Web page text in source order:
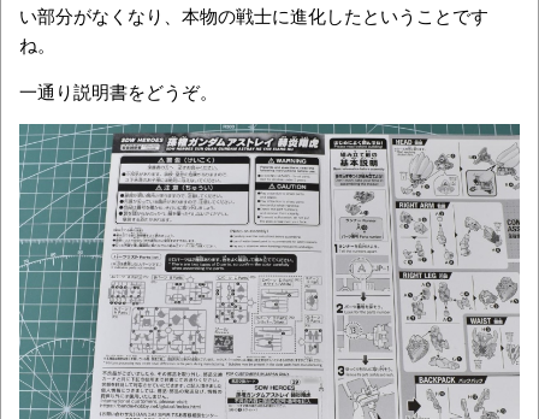
い部分がなくなり、本物の戦士に進化したということです
ね。
一通り説明書をどうぞ。